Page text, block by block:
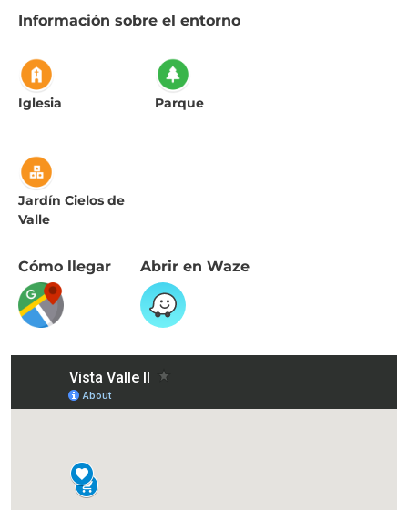
Información sobre el entorno
Iglesia Parque
Jardín Cielos de
Valle
Cómo llegar Abrir en Waze